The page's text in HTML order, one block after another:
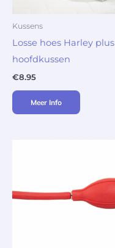
Kussens
Losse hoes Harley plus
hoofdkussen
€8.95
Meer Info